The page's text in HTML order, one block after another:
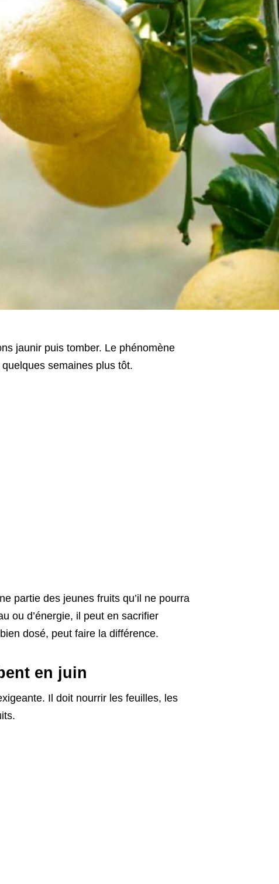
jaunir puis tomber. Le phénomène
semaines plus tôt.
partie des jeunes fruits qu’il ne pourra
ou d’énergie, il peut en sacrifier
dosé, peut faire la différence.
en juin
Il doit nourrir les feuilles, les